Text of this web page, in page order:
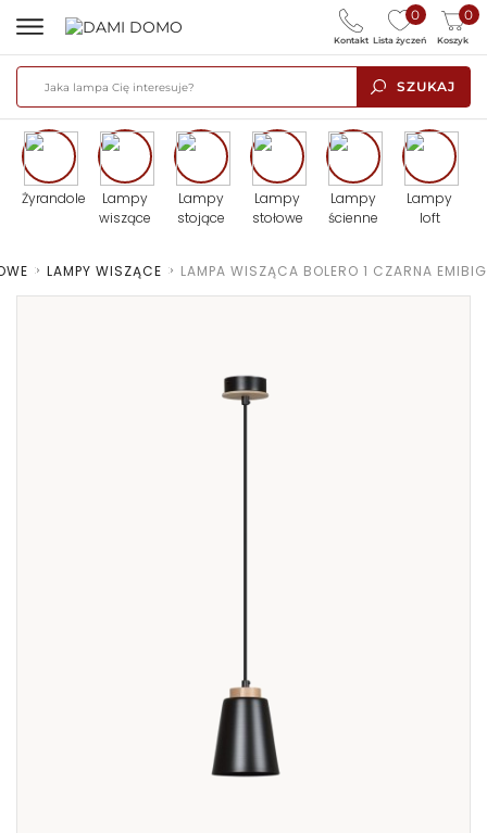
SZUKAJ
0
Lista życzeń
0
Koszyk
Kontakt
Żyrandole
Lampy
wiszące
Lampy
stojące
Lampy
stołowe
Lampy
ścienne
Lampy
loft
> LAMPY WISZĄCE > LAMPA WISZĄCA BOLERO 1 CZARNA EMIBIG